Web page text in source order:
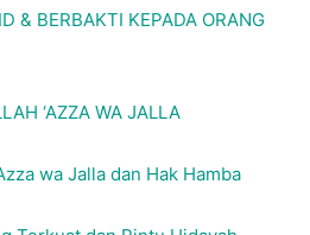
& BERBAKTI KEPADA ORANG
‘AZZA WA JALLA
wa Jalla dan Hak Hamba